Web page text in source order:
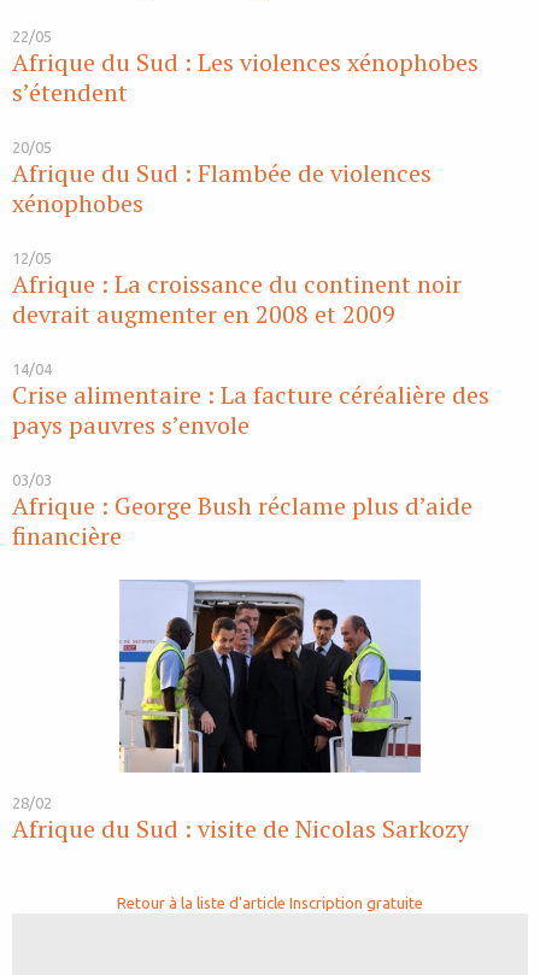
22/05
Afrique du Sud : Les violences xénophobes
s’étendent
20/05
Afrique du Sud : Flambée de violences
xénophobes
12/05
Afrique : La croissance du continent noir
devrait augmenter en 2008 et 2009
14/04
Crise alimentaire : La facture céréalière des
pays pauvres s’envole
03/03
Afrique : George Bush réclame plus d’aide
financière
28/02
Afrique du Sud : visite de Nicolas Sarkozy
Retour à la liste d'article Inscription gratuite